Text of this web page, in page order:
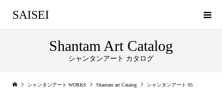
SAISEI
Shantam Art Catalog
シャンタンアート カタログ
シャンタンアート WORKS Shantam art Catalog シャンタンアート 05